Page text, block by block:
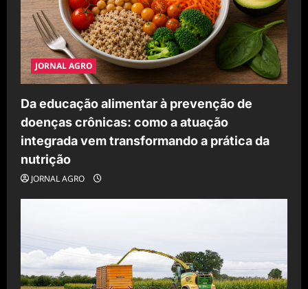
JORNAL AGRO
Da educação alimentar à prevenção de
doenças crônicas: como a atuação
integrada vem transformando a prática da
nutrição
JORNAL AGRO